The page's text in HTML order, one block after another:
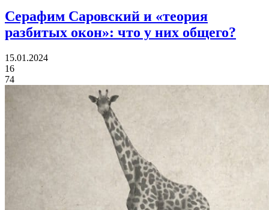
Серафим Саровский и «теория
разбитых окон»: что у них общего?
15.01.2024
16
74